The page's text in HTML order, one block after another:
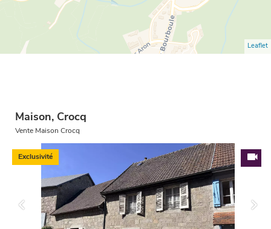
Leaflet
Maison, Crocq
Vente Maison Crocq
Exclusivité